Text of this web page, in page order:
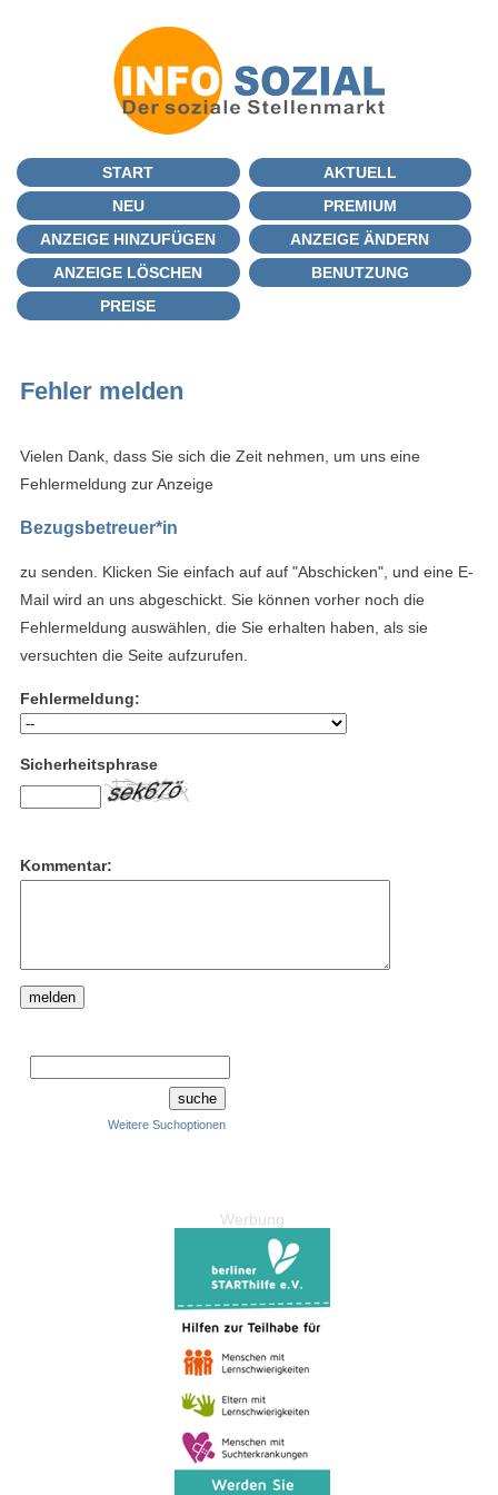
START
AKTUELL
NEU
PREMIUM
ANZEIGE HINZUFÜGEN
ANZEIGE ÄNDERN
ANZEIGE LÖSCHEN
BENUTZUNG
PREISE
Fehler melden
Vielen Dank, dass Sie sich die Zeit nehmen, um uns eine
Fehlermeldung zur Anzeige
Bezugsbetreuer*in
zu senden. Klicken Sie einfach auf auf "Abschicken", und eine E-
Mail wird an uns abgeschickt. Sie können vorher noch die
Fehlermeldung auswählen, die Sie erhalten haben, als sie
versuchten die Seite aufzurufen.
Fehlermeldung:
Sicherheitsphrase
Kommentar:
Weitere Suchoptionen
Werbung